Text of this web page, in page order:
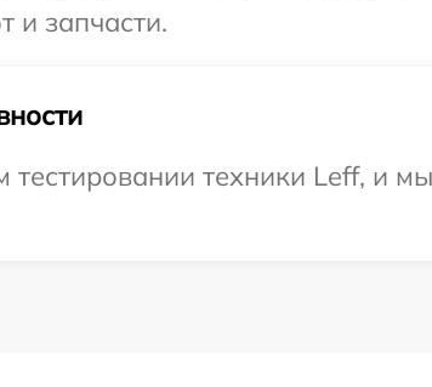
и запчасти.
техники Leff, и